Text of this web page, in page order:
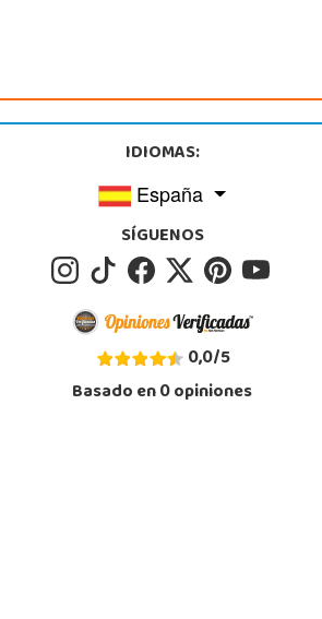
IDIOMAS:
España
SÍGUENOS
0,0/5
Basado en0opiniones